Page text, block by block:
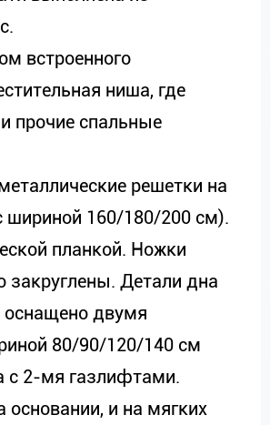
встроенного
ниша, где
прочие спальные
решетки на
шириной 160/180/200 см).
планкой. Ножки
закруглены. Детали дна
оснащено двумя
80/90/120/140 см
с 2-мя газлифтами.
основании, и на мягких